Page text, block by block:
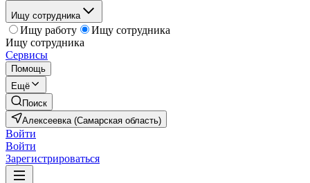
Ищу сотрудника
Ищу работу
Ищу сотрудника
Ищу сотрудника
Сервисы
Помощь
Ещё
Поиск
Алексеевка (Самарская область)
Войти
Войти
Зарегистрироваться